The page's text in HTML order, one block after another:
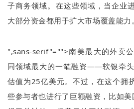
子商务领域。在这些领域，当企业
大部分资金都用于扩大市场覆盖能力。
",sans-serif"="">南美最大的外卖
同领域最大的一笔融资——软银牵
估值为25亿美元。不过，在这个拥
些参与者也进行了巨额融资，比如美